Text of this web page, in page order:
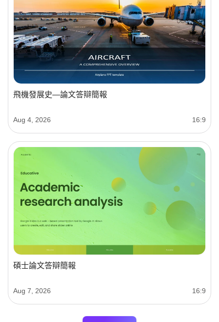
飛機發展史—論文答辯簡報
Aug 4, 2026 16:9
碩士論文答辯簡報
Aug 7, 2026 16:9